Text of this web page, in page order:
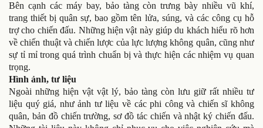
Bên cạnh các máy bay, bảo tàng còn trưng bày nhiều vũ khí,
trang thiết bị quân sự, bao gồm tên lửa, súng, và các công cụ hỗ
trợ cho chiến đấu. Những hiện vật này giúp du khách hiểu rõ hơn
về chiến thuật và chiến lược của lực lượng không quân, cũng như
sự tỉ mỉ trong quá trình chuẩn bị và thực hiện các nhiệm vụ quan
trọng.
Hình ảnh, tư liệu
Ngoài những hiện vật vật lý, bảo tàng còn lưu giữ rất nhiều tư
liệu quý giá, như ảnh tư liệu về các phi công và chiến sĩ không
quân, bản đồ chiến trường, sơ đồ tác chiến và nhật ký chiến đấu.